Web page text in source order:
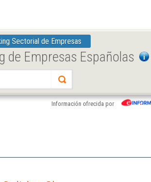
Sectorial de Empresas
de Empresas Españolas
Información ofrecida por